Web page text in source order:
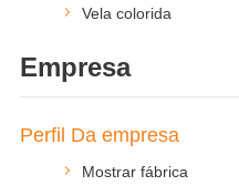
Vela colorida
Empresa
Perfil Da empresa
Mostrar fábrica